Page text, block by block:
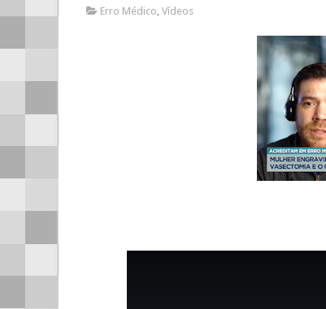
Erro Médico, Vídeos